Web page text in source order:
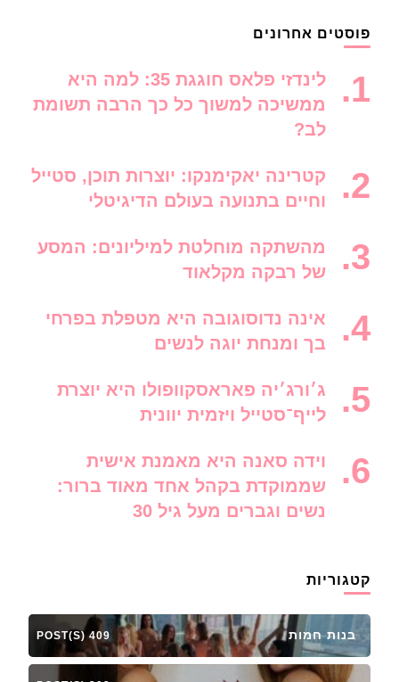
פוסטים אחרונים
לינדזי פלאס חוגגת 35: למה היא
ממשיכה למשוך כל כך הרבה תשומת
לב?
קטרינה יאקימנקו: יוצרות תוכן, סטייל
וחיים בתנועה בעולם הדיגיטלי
מהשתקה מוחלטת למיליונים: המסע
של רבקה מקלאוד
אינה נדוסוגובה היא מטפלת בפרחי
בך ומנחת יוגה לנשים
ג׳ורג׳יה פאראסקוופולו היא יוצרת
לייף־סטייל ויזמית יוונית
וידה סאנה היא מאמנת אישית
שממוקדת בקהל אחד מאוד ברור:
נשים וגברים מעל גיל 30
קטגוריות
בנות חמות 409 POST(S)